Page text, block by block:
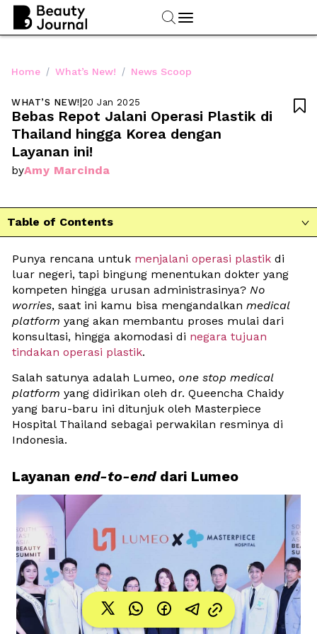
Home / What’s New! / News Scoop
WHAT’S NEW!|20 Jan 2025
Bebas Repot Jalani Operasi Plastik di
Thailand hingga Korea dengan
Layanan ini!
byAmy Marcinda

Table of Contents 
Punya rencana untuk menjalani operasi plastik di
luar negeri, tapi bingung menentukan dokter yang
kompeten hingga urusan administrasinya? No
worries, saat ini kamu bisa mengandalkan medical
platform yang akan membantu proses mulai dari
konsultasi, hingga akomodasi di negara tujuan
tindakan operasi plastik.
Salah satunya adalah Lumeo, one stop medical
platform yang didirikan oleh dr. Queencha Chaidy
yang baru-baru ini ditunjuk oleh Masterpiece
Hospital Thailand sebagai perwakilan resminya di
Indonesia.
Layanan end-to-end dari Lumeo